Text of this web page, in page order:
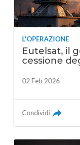
L'OPERAZIONE
Eutelsat, il
cessione
02 Feb 2026
Condividi